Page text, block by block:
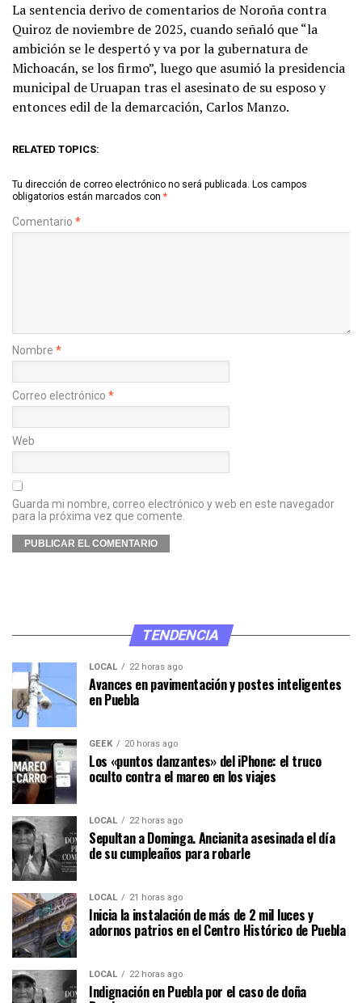
La sentencia derivo de comentarios de Noroña contra
Quiroz de noviembre de 2025, cuando señaló que “la
ambición se le despertó y va por la gubernatura de
Michoacán, se los firmo”, luego que asumió la presidencia
municipal de Uruapan tras el asesinato de su esposo y
entonces edil de la demarcación, Carlos Manzo.
RELATED TOPICS:
Tu dirección de correo electrónico no será publicada. Los campos
obligatorios están marcados con *
Comentario *
Nombre *
Correo electrónico *
Web
Guarda mi nombre, correo electrónico y web en este navegador
para la próxima vez que comente.
TENDENCIA
LOCAL 22 horas ago
Avances en pavimentación y postes inteligentes
en Puebla
GEEK 20 horas ago
Los «puntos danzantes» del iPhone: el truco
oculto contra el mareo en los viajes
LOCAL 22 horas ago
Sepultan a Dominga. Ancianita asesinada el día
de su cumpleaños para robarle
LOCAL 21 horas ago
Inicia la instalación de más de 2 mil luces y
adornos patrios en el Centro Histórico de Puebla
LOCAL 22 horas ago
Indignación en Puebla por el caso de doña